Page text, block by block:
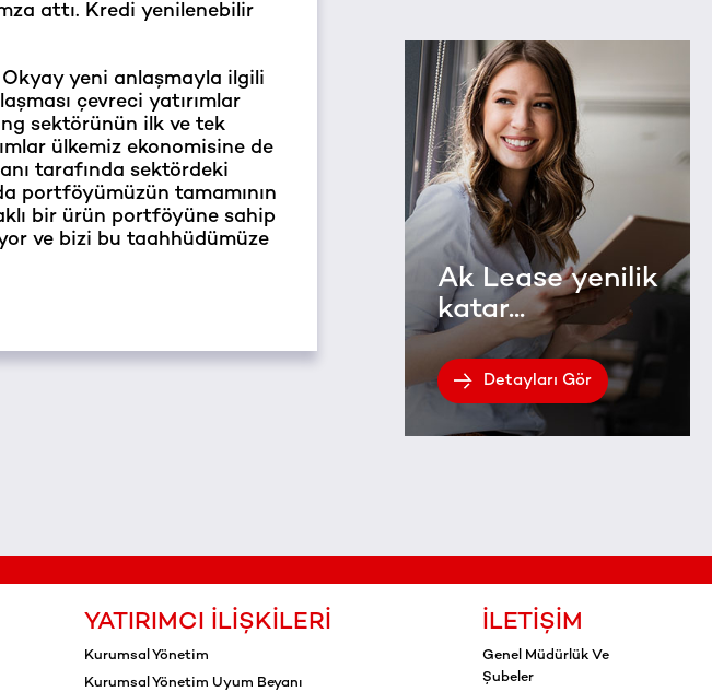
attı. Kredi yenilenebilir
Okyay yeni anlaşmayla ilgili
çevreci yatırımlar
sektörünün ilk ve tek
ülkemiz ekonomisine de
tarafında sektördeki
portföyümüzün tamamının
bir ürün portföyüne sahip
ve bizi bu taahhüdümüze
Ak Lease yenilik
katar...
Detayları Gör
YATIRIMCI İLIŞKILERI
Kurumsal Yönetim
Kurumsal Yönetim Uyum Beyanı
İLETIŞIM
Genel Müdürlük Ve
Şubeler